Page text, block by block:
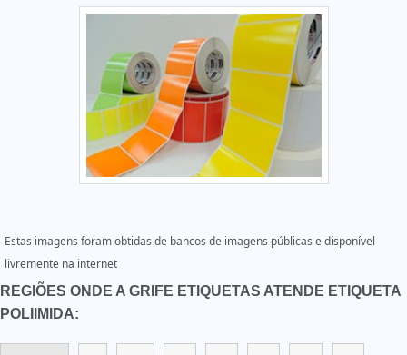
Estas imagens foram obtidas de bancos de imagens públicas e disponível
livremente na internet
REGIÕES ONDE A GRIFE ETIQUETAS ATENDE ETIQUETA
POLIIMIDA: